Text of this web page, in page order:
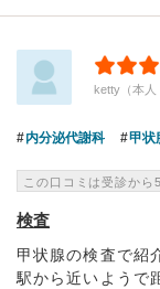
ketty（本人
内分泌代謝科 甲状
この口コミは受診から
検査
甲状腺の検査で紹
駅から近いようで